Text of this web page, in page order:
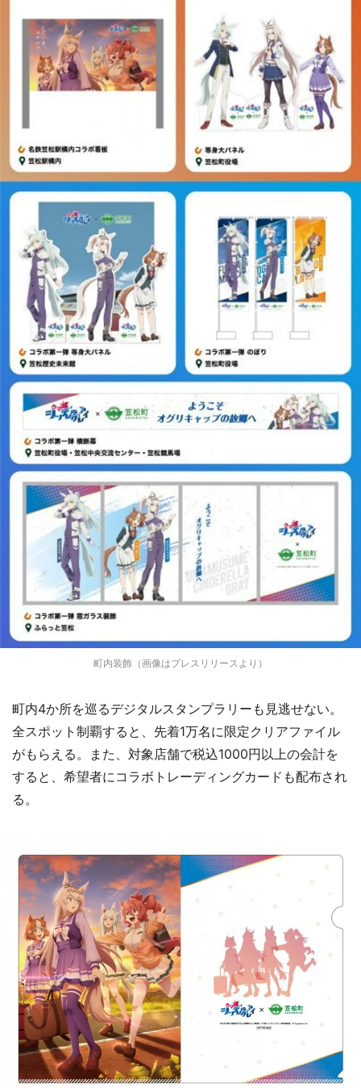
町内装飾（画像はプレスリリースより）
町内4か所を巡るデジタルスタンプラリーも見逃せない。
全スポット制覇すると、先着1万名に限定クリアファイル
がもらえる。また、対象店舗で税込1000円以上の会計を
すると、希望者にコラボトレーディングカードも配布され
る。